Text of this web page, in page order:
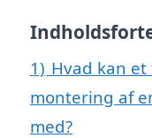
1) Hvad kan
montering af
med?